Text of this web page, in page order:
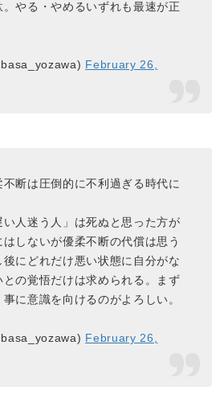
やる・やめるいずれも最速が正
February 26,
断は圧倒的に不利過ぎる時代に
人迷う人」は死ぬと思った方が
しないが優柔不断の代償は思う
後にどれだけ悪い状態に自分がな
との覚悟だけは求められる。まず
に意識を向けるのがよろしい。
February 26,